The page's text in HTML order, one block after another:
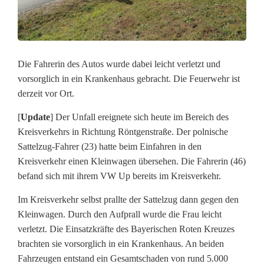
e
r
m
i
t
A
u
o
i
m
Die Fahrerin des Autos wurde dabei leicht verletzt und
vorsorglich in ein Krankenhaus gebracht. Die Feuerwehr ist
derzeit vor Ort.
[Update] Der Unfall ereignete sich heute im Bereich des
Kreisverkehrs in Richtung Röntgenstraße. Der polnische
Sattelzug-Fahrer (23) hatte beim Einfahren in den
Kreisverkehr einen Kleinwagen übersehen. Die Fahrerin (46)
befand sich mit ihrem VW Up bereits im Kreisverkehr.
Im Kreisverkehr selbst prallte der Sattelzug dann gegen den
Kleinwagen. Durch den Aufprall wurde die Frau leicht
verletzt. Die Einsatzkräfte des Bayerischen Roten Kreuzes
brachten sie vorsorglich in ein Krankenhaus. An beiden
Fahrzeugen entstand ein Gesamtschaden von rund 5.000